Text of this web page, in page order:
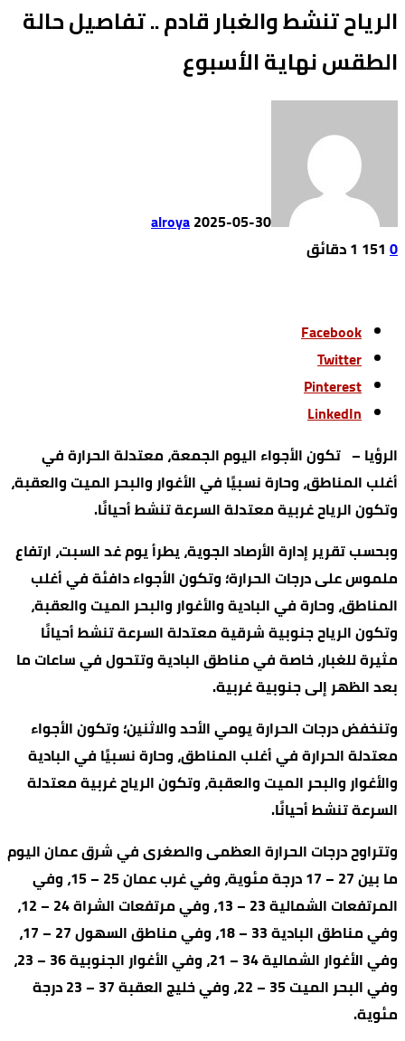
الرياح تنشط والغبار قادم .. تفاصيل حالة
الطقس نهاية الأسبوع
alroya2025-05-30
0
151 1 ‫دقائق‬
Facebook
Twitter
Pinterest
LinkedIn
الرؤيا – تكون الأجواء اليوم الجمعة، معتدلة الحرارة في
أغلب المناطق، وحارة نسبيًا في الأغوار والبحر الميت والعقبة،
وتكون الرياح غربية معتدلة السرعة تنشط أحيانًا.
وبحسب تقرير إدارة الأرصاد الجوية، يطرأ يوم غد السبت، ارتفاع
ملموس على درجات الحرارة؛ وتكون الأجواء دافئة في أغلب
المناطق، وحارة في البادية والأغوار والبحر الميت والعقبة،
وتكون الرياح جنوبية شرقية معتدلة السرعة تنشط أحيانًا
مثيرة للغبار، خاصة في مناطق البادية وتتحول في ساعات ما
بعد الظهر إلى جنوبية غربية.
وتنخفض درجات الحرارة يومي الأحد والاثنين؛ وتكون الأجواء
معتدلة الحرارة في أغلب المناطق، وحارة نسبيًا في البادية
والأغوار والبحر الميت والعقبة، وتكون الرياح غربية معتدلة
السرعة تنشط أحيانًا.
وتتراوح درجات الحرارة العظمى والصغرى في شرق عمان اليوم
ما بين 27 – 17 درجة مئوية، وفي غرب عمان 25 – 15، وفي
المرتفعات الشمالية 23 – 13، وفي مرتفعات الشراة 24 – 12،
وفي مناطق البادية 33 – 18، وفي مناطق السهول 27 – 17،
وفي الأغوار الشمالية 34 – 21، وفي الأغوار الجنوبية 36 – 23،
وفي البحر الميت 35 – 22، وفي خليج العقبة 37 – 23 درجة
مئوية.